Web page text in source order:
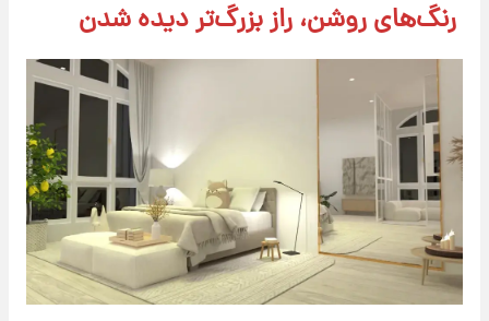
رنگ‌های روشن، راز بزرگ‌تر دیده شدن